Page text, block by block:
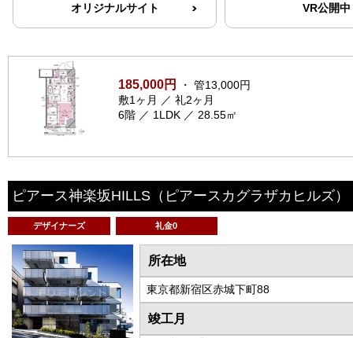
オリジナルサイト VR公開中
185,000円
・ 管13,000円
敷1ヶ月 ／ 礼2ヶ月
6階 ／ 1LDK ／ 28.55㎡
ピアース神楽坂HILLS （ピアースカグラザカヒルズ）
デザイナーズ 礼金0
所在地
東京都新宿区赤城下町88
竣工月